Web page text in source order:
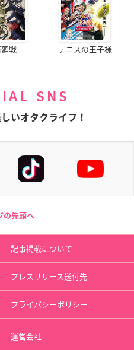
戦 テニスの王子様
SNS
いオタクライフ！
の先頭へ
記事掲載について
プレスリリース送付先
プライバシーポリシー
運営会社